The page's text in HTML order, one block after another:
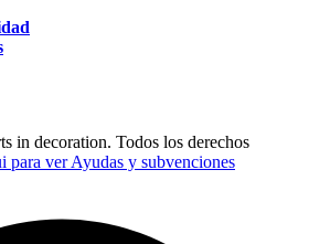
in decoration. Todos los derechos
para ver Ayudas y subvenciones